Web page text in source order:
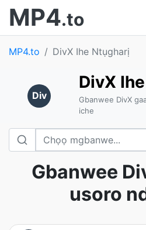
MP4.to
MP4.to DivX Ihe Ntụgharị
Div
DivX
Gbanwee DivX
iche
Gbanwee
usoro